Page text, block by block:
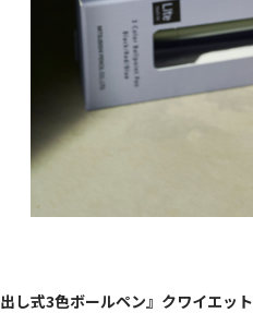
し式3色ボールペン』クワイエッ